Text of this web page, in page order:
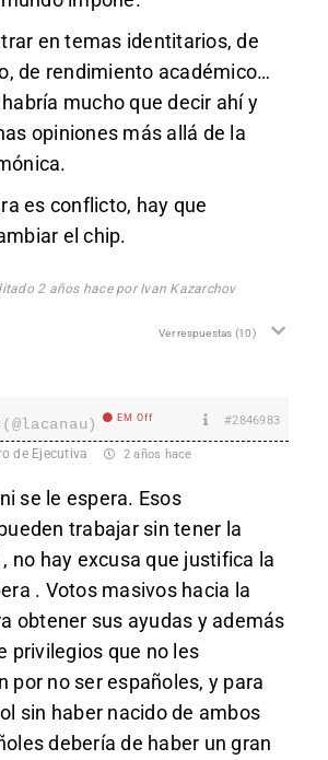
en temas identitarios, de
de rendimiento académico…
mucho que decir ahí y
opiniones más allá de la
es conflicto, hay que
el chip.
2 años hace por Ivan Kazarchov
Ver respuestas (10)
(@lacanau) EM Off #2846983
de Ejecutiva 2 años hace
se le espera. Esos
trabajar sin tener la
no hay excusa que justifica la
. Votos masivos hacia la
obtener sus ayudas y además
privilegios que no les
por no ser españoles, y para
sin haber nacido de ambos
debería de haber un gran